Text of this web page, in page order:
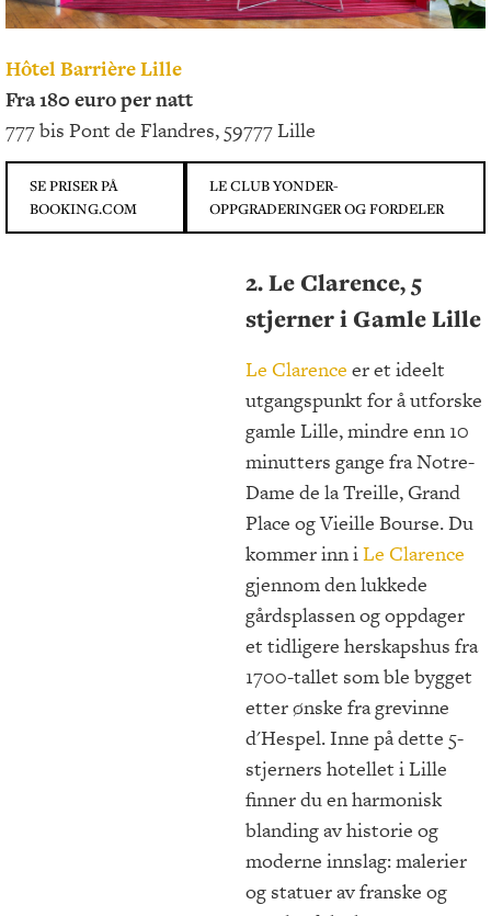
Hôtel Barrière Lille
Fra 180 euro per natt
777 bis Pont de Flandres, 59777 Lille
SE PRISER PÅ
BOOKING.COM
LE CLUB YONDER-
OPPGRADERINGER OG FORDELER
2. Le Clarence, 5
stjerner i Gamle Lille
Le Clarence er et ideelt
utgangspunkt for å utforske
gamle Lille, mindre enn 10
minutters gange fra Notre-
Dame de la Treille, Grand
Place og Vieille Bourse. Du
kommer inn iLe Clarence
gjennom den lukkede
gårdsplassen og oppdager
et tidligere herskapshus fra
1700-tallet som ble bygget
etter ønske fra grevinne
d'Hespel. Inne på dette 5-
stjerners hotellet i Lille
finner du en harmonisk
blanding av historie og
moderne innslag: malerier
og statuer av franske og